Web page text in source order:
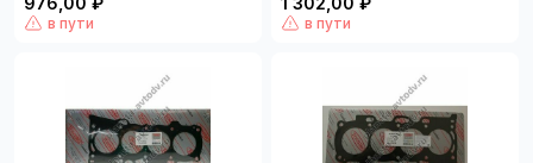
в пути в пути